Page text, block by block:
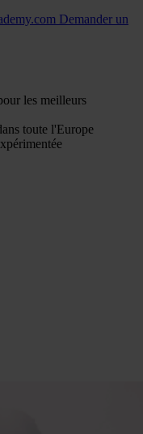
Demander un
les meilleurs
toute l'Europe